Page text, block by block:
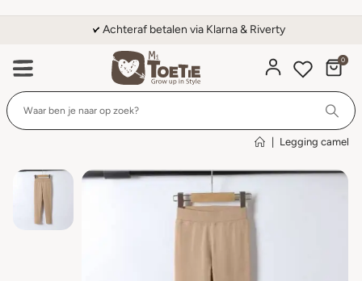
Achteraf betalen via Klarna & Riverty
0
Legging camel